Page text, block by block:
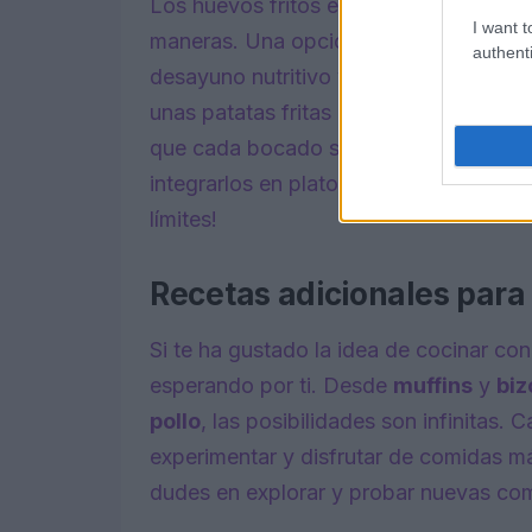
I want
Los huevos fritos en freidora de aire
maneras. Una opción popular es
desayuno nutritivo y delicioso.
unas patatas fritas para una cena
que cada bocado sea una experiencia
integrarlos en platos como arroz a la
límites!
Recetas adicionales
Si te ha gustado la idea de cocinar
esperando por ti. Desde muffins y
pollo, las posibilidades son infinitas.
experimentar y disfrutar de comidas
dudes en explorar y probar nuevas